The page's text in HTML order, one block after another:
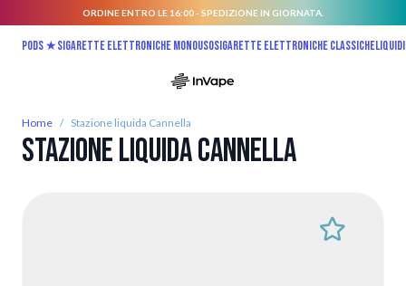
ORDINE ENTRO LE 16:00 - SPEDIZIONE IN GIORNATA.
Pods ★Sigarette elettroniche monousoSigarette elettroniche classiche
Home / Stazione liquida Cannella
Stazione liquida Cannella